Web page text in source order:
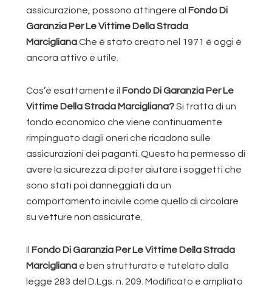
assicurazione, possono attingere al Fondo Di
Garanzia Per Le Vittime Della Strada
Marcigliana.Che è stato creato nel 1971 è oggi è
ancora attivo e utile.
Cos’è esattamente il Fondo Di Garanzia Per Le
Vittime Della Strada Marcigliana?Si tratta di un
fondo economico che viene continuamente
rimpinguato dagli oneri che ricadono sulle
assicurazioni dei paganti. Questo ha permesso di
avere la sicurezza di poter aiutare i soggetti che
sono stati poi danneggiati da un
comportamento incivile come quello di circolare
su vetture non assicurate.
Il Fondo Di Garanzia Per Le Vittime Della Strada
Marcigliana è ben strutturato e tutelato dalla
legge 283 del D.Lgs. n. 209. Modificato e ampliato